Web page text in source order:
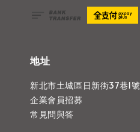
地址
新北市土城區日新街37巷1號
企業會員招募
常見問與答